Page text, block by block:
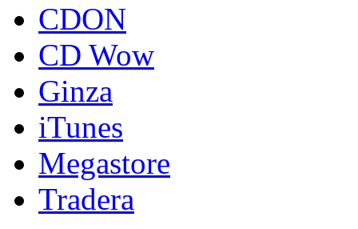
CDON
CD Wow
Ginza
iTunes
Megastore
Tradera